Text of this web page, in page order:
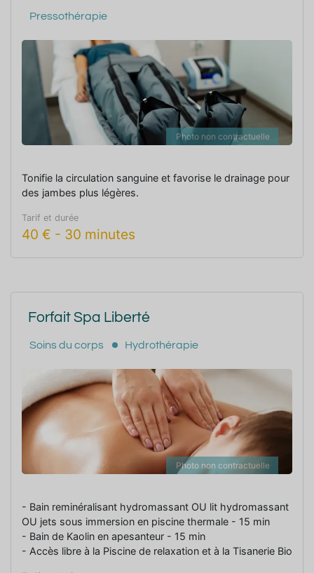
Pressothérapie
Photo non contractuelle
Tonifie la circulation sanguine et favorise le drainage pour
des jambes plus légères.
Tarif et durée
40 € - 30 minutes
Forfait Spa Liberté
Soins du corps Hydrothérapie
Photo non contractuelle
- Bain reminéralisant hydromassant OU lit hydromassant
OU jets sous immersion en piscine thermale - 15 min
- Bain de Kaolin en apesanteur - 15 min
- Accès libre à la Piscine de relaxation et à la Tisanerie Bio